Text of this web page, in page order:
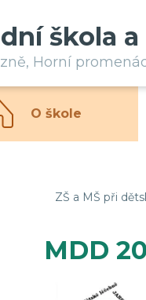
škola
Horní
O škole
ZŠ a MŠ při
MDD